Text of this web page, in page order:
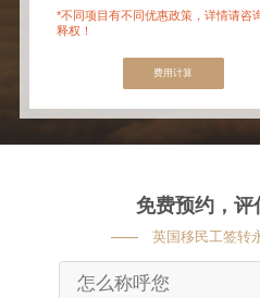
*不同项目有不同优惠政策，详情请咨
释权！
费用计算
免费预约，评
英国移民工签转